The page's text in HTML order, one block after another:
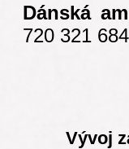
Dánská
720 321 684
Vývoj